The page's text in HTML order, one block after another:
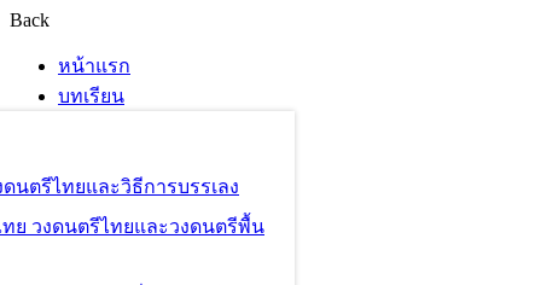
Back
หน้าแรก
บทเรียน
ดนตรีไทยและวิธีการบรรเลง
ทย วงดนตรีไทยและวงดนตรีพื้น